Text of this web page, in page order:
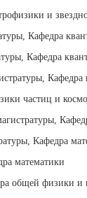
и
Кафедра
Кафедра
частиц и
Кафедра
математики
общей физики и